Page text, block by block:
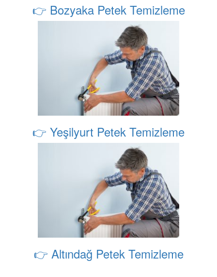
👉 Bozyaka Petek Temizleme
👉 Yeşilyurt Petek Temizleme
👉 Altındağ Petek Temizleme